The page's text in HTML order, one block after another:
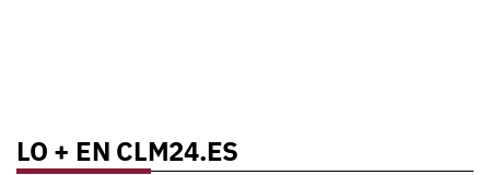
LO + EN CLM24.ES